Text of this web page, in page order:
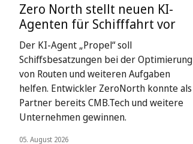
Zero North stellt neuen KI-
Agenten für Schifffahrt vor
Der KI-Agent „Propel“ soll
Schiffsbesatzungen bei der Optimierung
von Routen und weiteren Aufgaben
helfen. Entwickler ZeroNorth konnte als
Partner bereits CMB.Tech und weitere
Unternehmen gewinnen.
05. August 2026